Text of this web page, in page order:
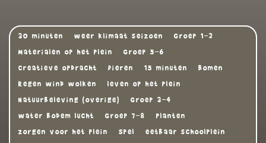
30 minuten weer klimaat seizoen
Groep 1-2
Materialen op het plein
Groep 5-6
Creatieve opdracht
Dieren 15 minuten
Bomen
Regen wind wolken
leven op het plein
Natuurbeleving (overige)
Groep 3-4
water bodem lucht
Groep 7-8
Planten
zorgen voor het plein
Spel
eetbaar schoolplein